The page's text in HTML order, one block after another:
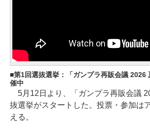
第1回選抜選挙：「ガンプラ再販会議 2026
催中
5月12日より、「ガンプラ再販会議
抜選挙がスタートした。投票・参加は
える。